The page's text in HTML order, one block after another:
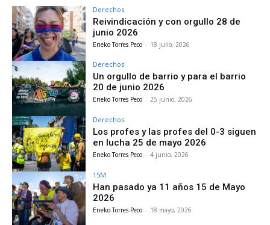
Derechos
Reivindicación y con orgullo 28 de
junio 2026
Eneko Torres Peco - 18 julio, 2026
Derechos
Un orgullo de barrio y para el barrio
20 de junio 2026
Eneko Torres Peco - 25 junio, 2026
Derechos
Los profes y las profes del 0-3 siguen
en lucha 25 de mayo 2026
Eneko Torres Peco - 4 junio, 2026
15M
Han pasado ya 11 años 15 de Mayo
2026
Eneko Torres Peco - 18 mayo, 2026